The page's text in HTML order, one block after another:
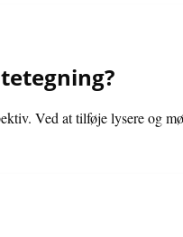
Ved at tilføje lysere og